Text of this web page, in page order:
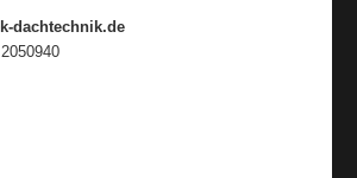
dachtechnik.de